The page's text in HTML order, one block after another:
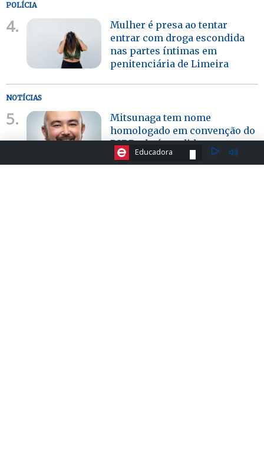
POLÍCIA
4.
Mulher é presa ao tentar
entrar com droga escondida
nas partes íntimas em
penitenciária de Limeira
NOTÍCIAS
5.
Mitsunaga tem nome
homologado em convenção do
PSDB; ele é candidato a
deputado federal por Limeira
ESCOLHA A RÁDIO:
Educadora